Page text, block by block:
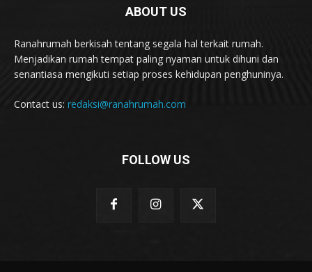
ABOUT US
Ranahrumah berkisah tentang segala hal terkait rumah.
Menjadikan rumah tempat paling nyaman untuk dihuni dan
senantiasa mengikuti setiap proses kehidupan penghuninya.
Contact us: redaksi@ranahrumah.com
FOLLOW US